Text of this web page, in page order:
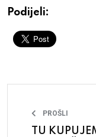
Podijeli:
PROŠLI
TU